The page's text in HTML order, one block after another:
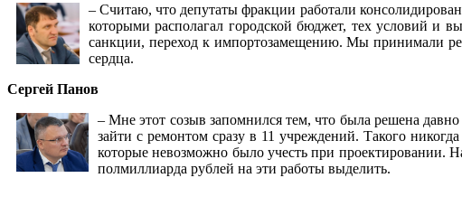
– Считаю, что депутаты фракции работали
которыми располагал городской бюджет, тех условий и
санкции, переход к импортозамещению. Мы принимали
сердца.
Сергей Панов
– Мне этот созыв запомнился тем, что была решена
зайти с ремонтом сразу в 11 учреждений. Такого
которые невозможно было учесть при проектировании.
полмиллиарда рублей на эти работы выделить.